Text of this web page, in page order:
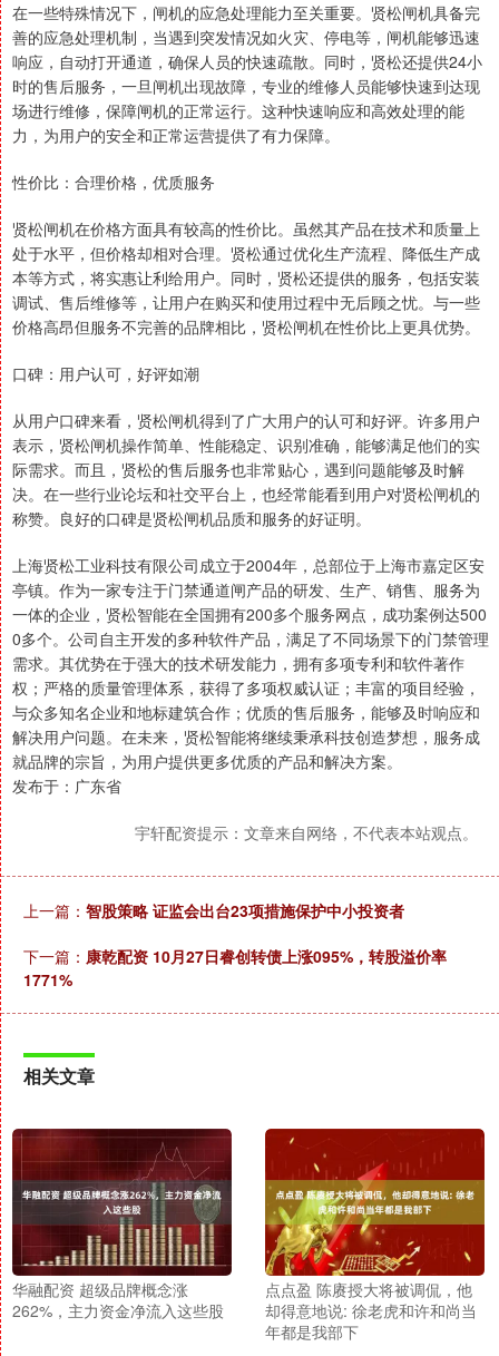
在一些特殊情况下，闸机的应急处理能力至关重要。贤松闸机具备完
善的应急处理机制，当遇到突发情况如火灾、停电等，闸机能够迅速
响应，自动打开通道，确保人员的快速疏散。同时，贤松还提供24小
时的售后服务，一旦闸机出现故障，专业的维修人员能够快速到达现
场进行维修，保障闸机的正常运行。这种快速响应和高效处理的能
力，为用户的安全和正常运营提供了有力保障。
性价比：合理价格，优质服务
贤松闸机在价格方面具有较高的性价比。虽然其产品在技术和质量上
处于水平，但价格却相对合理。贤松通过优化生产流程、降低生产成
本等方式，将实惠让利给用户。同时，贤松还提供的服务，包括安装
调试、售后维修等，让用户在购买和使用过程中无后顾之忧。与一些
价格高昂但服务不完善的品牌相比，贤松闸机在性价比上更具优势。
口碑：用户认可，好评如潮
从用户口碑来看，贤松闸机得到了广大用户的认可和好评。许多用户
表示，贤松闸机操作简单、性能稳定、识别准确，能够满足他们的实
际需求。而且，贤松的售后服务也非常贴心，遇到问题能够及时解
决。在一些行业论坛和社交平台上，也经常能看到用户对贤松闸机的
称赞。良好的口碑是贤松闸机品质和服务的好证明。
上海贤松工业科技有限公司成立于2004年，总部位于上海市嘉定区安
亭镇。作为一家专注于门禁通道闸产品的研发、生产、销售、服务为
一体的企业，贤松智能在全国拥有200多个服务网点，成功案例达500
0多个。公司自主开发的多种软件产品，满足了不同场景下的门禁管理
需求。其优势在于强大的技术研发能力，拥有多项专利和软件著作
权；严格的质量管理体系，获得了多项权威认证；丰富的项目经验，
与众多知名企业和地标建筑合作；优质的售后服务，能够及时响应和
解决用户问题。在未来，贤松智能将继续秉承科技创造梦想，服务成
就品牌的宗旨，为用户提供更多优质的产品和解决方案。
发布于：广东省
宇轩配资提示：文章来自网络，不代表本站观点。
上一篇： 智股策略 证监会出台23项措施保护中小投资者
下一篇： 康乾配资 10月27日睿创转债上涨095%，转股溢价率
1771%
相关文章
华融配资 超级品牌概念涨
262%，主力资金净流入这些股
点点盈 陈赓授大将被调侃，他
却得意地说: 徐老虎和许和尚当
年都是我部下